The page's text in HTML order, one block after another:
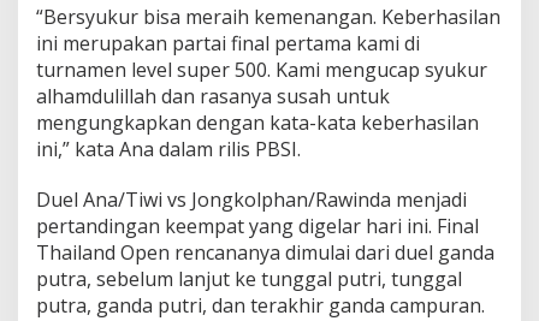
n
d
O
p
e
n
2
2
4
H
a
r
“Bersyukur bisa meraih kemenangan. Keberhasilan
ini merupakan partai final pertama kami di
turnamen level super 500. Kami mengucap syukur
alhamdulillah dan rasanya susah untuk
mengungkapkan dengan kata-kata keberhasilan
ini,” kata Ana dalam rilis PBSI.
Duel Ana/Tiwi vs Jongkolphan/Rawinda menjadi
pertandingan keempat yang digelar hari ini. Final
Thailand Open rencananya dimulai dari duel ganda
putra, sebelum lanjut ke tunggal putri, tunggal
putra, ganda putri, dan terakhir ganda campuran.